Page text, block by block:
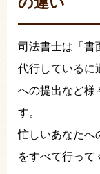
司法書士は「書
代行しているに
への提出など様
す。
忙しいあなたへ
をすべて行って